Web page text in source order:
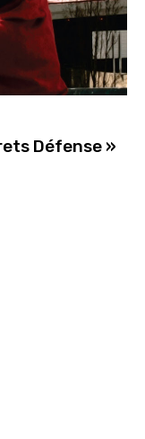
Défense »